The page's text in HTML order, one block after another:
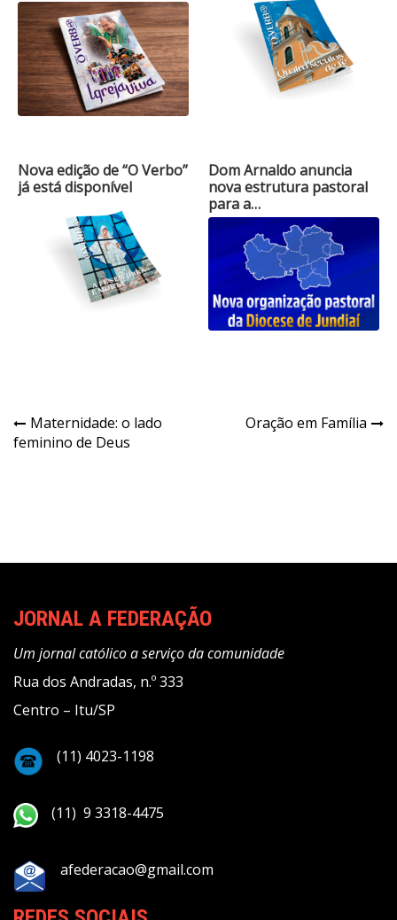
Nova edição de “O Verbo”
já está disponível
Dom Arnaldo anuncia
nova estrutura pastoral
para a…
Navegação
de
Maternidade: o lado
feminino de Deus
Oração em Família
JORNAL A FEDERAÇÃO
Um jornal católico a serviço da comunidade
Rua dos Andradas, n.º 333
Centro – Itu/SP
(11) 4023-1198
(11) 9 3318-4475
afederacao@gmail.com